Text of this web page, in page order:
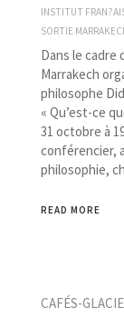
INSTITUT
SORTIE
Dans le cadre
Marrakech
philosophe
« Qu’est-ce
31 octobre à
conférencier,
philosophie,
READ MORE
CAFÉS-